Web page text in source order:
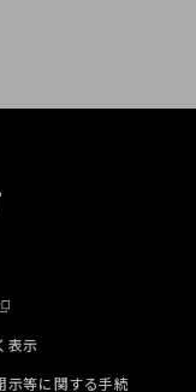
表示
示等に関する手続